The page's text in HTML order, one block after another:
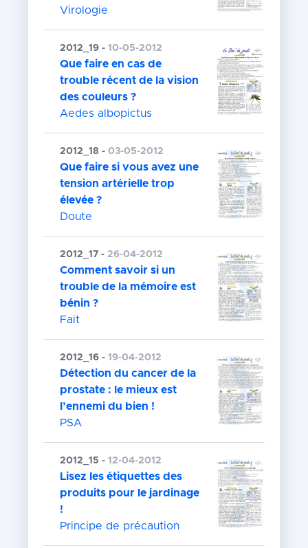
Virologie
2012_19 -10-05-2012
Que faire en cas de
trouble récent de la vision
des couleurs ?
Aedes albopictus
2012_18 -03-05-2012
Que faire si vous avez une
tension artérielle trop
élevée ?
Doute
2012_17 -26-04-2012
Comment savoir si un
trouble de la mémoire est
bénin ?
Fait
2012_16 -19-04-2012
Détection du cancer de la
prostate : le mieux est
l’ennemi du bien !
PSA
2012_15 -12-04-2012
Lisez les étiquettes des
produits pour le jardinage
!
Principe de précaution